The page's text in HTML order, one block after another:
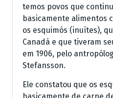
temos povos que
basicamente alimentos
os esquimós (inuítes),
Canadá e que tiveram
em 1906, pelo
Stefansson.
Ele constatou que os